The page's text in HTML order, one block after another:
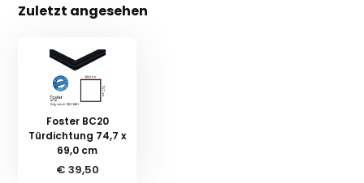
Zuletzt angesehen
Foster BC20
Türdichtung 74,7 x
69,0 cm
€ 39,50